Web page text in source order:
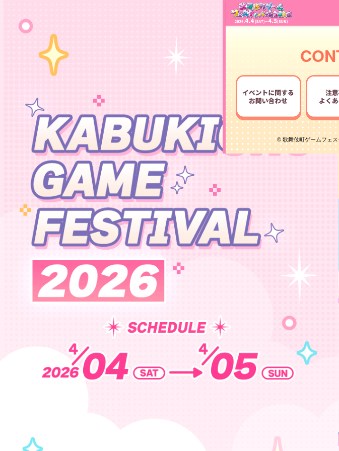
© 歌舞伎町ゲームフェ